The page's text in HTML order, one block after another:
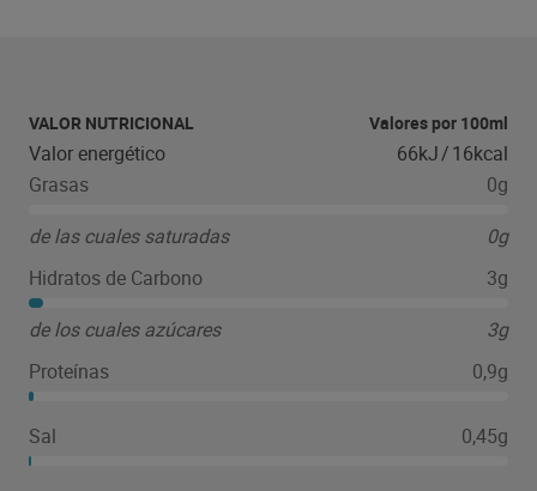
VALOR NUTRICIONAL Valores por 100ml
Valor energético 66kJ/16kcal
Grasas
0g
de las cuales saturadas
0g
Hidratos de Carbono
3g
de los cuales azúcares
3g
Proteínas
0,9g
Sal 0,45g